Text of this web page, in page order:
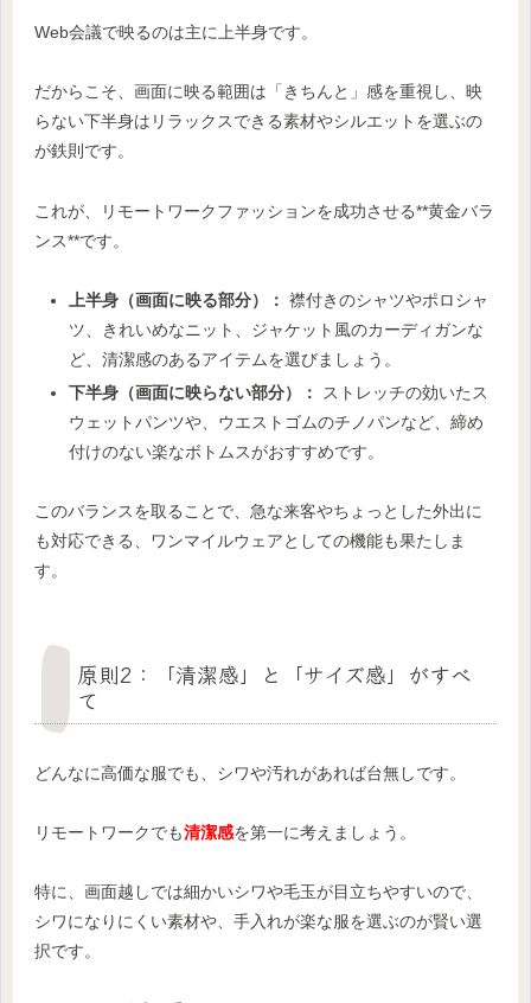
Web会議で映るのは主に上半身です。
だからこそ、画面に映る範囲は「きちんと」感を重視し、映
らない下半身はリラックスできる素材やシルエットを選ぶの
が鉄則です。
これが、リモートワークファッションを成功させる**黄金バラ
ンス**です。
上半身（画面に映る部分）： 襟付きのシャツやポロシャ
ツ、きれいめなニット、ジャケット風のカーディガンな
ど、清潔感のあるアイテムを選びましょう。
下半身（画面に映らない部分）：
ストレッチの効いたス
ウェットパンツや、ウエストゴムのチノパンなど、締め
付けのない楽なボトムスがおすすめです。
このバランスを取ることで、急な来客やちょっとした外出に
も対応できる、ワンマイルウェアとしての機能も果たしま
す。
原則2：「清潔感」と「サイズ感」がすべ
て
どんなに高価な服でも、シワや汚れがあれば台無しです。
リモートワークでも清潔感を第一に考えましょう。
特に、画面越しでは細かいシワや毛玉が目立ちやすいので、
シワになりにくい素材や、手入れが楽な服を選ぶのが賢い選
択です。